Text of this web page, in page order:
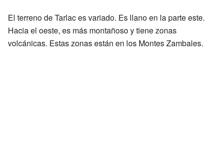
El terreno de Tarlac es variado. Es llano en la parte este.
Hacia el oeste, es más montañoso y tiene zonas
volcánicas. Estas zonas están en los Montes Zambales.